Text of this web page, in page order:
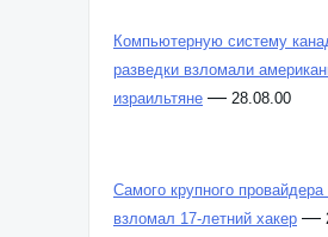
Компьютерную систему
разведки взломали
израильтяне — 28.08.00
Самого крупного
взломал 17-летний хакер —